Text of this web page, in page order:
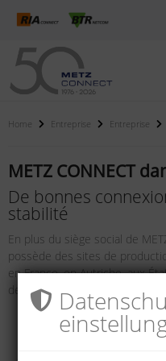
Home Entreprise Entreprise
METZ CONNECT
De bonnes
stabilité
En plus du siège social de
possède des sites de
en France, en Autriche, aux
des partenaires commerciaux